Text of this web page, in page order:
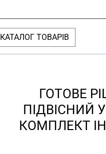
КАТАЛОГ ТОВАРІВ
ГОТОВЕ
ПІДВІСНИЙ
КОМПЛЕКТ